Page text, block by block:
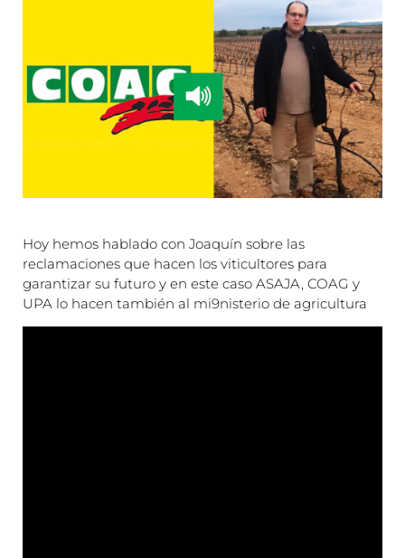
Hoy hemos hablado con Joaquín sobre las
reclamaciones que hacen los viticultores para
garantizar su futuro y en este caso ASAJA, COAG y
UPA lo hacen también al mi9nisterio de agricultura